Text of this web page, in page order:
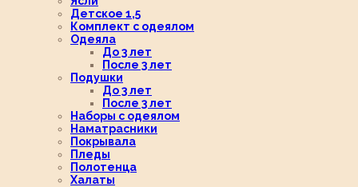
Детское 1,5
Комплект с одеялом
Одеяла
До 3 лет
После 3 лет
Подушки
До 3 лет
После 3 лет
Наборы с одеялом
Наматрасники
Покрывала
Пледы
Полотенца
Халаты